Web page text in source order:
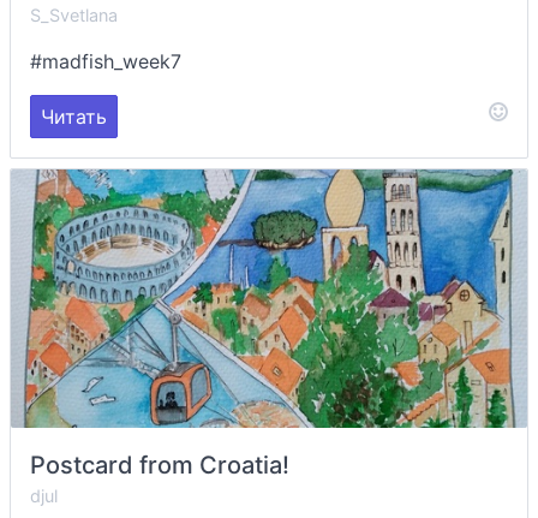
S_Svetlana
#madfish_week7
Читать
Postcard from Croatia!
djul